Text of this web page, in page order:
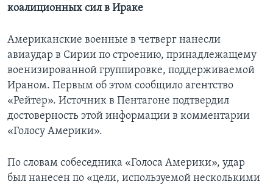
коалиционных сил в Ираке
Американские военные в четверг нанесли
авиаудар в Сирии по строению, принадлежащему
военизированной группировке, поддерживаемой
Ираном. Первым об этом сообщило агентство
«Рейтер». Источник в Пентагоне подтвердил
достоверность этой информации в комментарии
«Голосу Америки».
По словам собеседника «Голоса Америки», удар
был нанесен по «цели, используемой несколькими